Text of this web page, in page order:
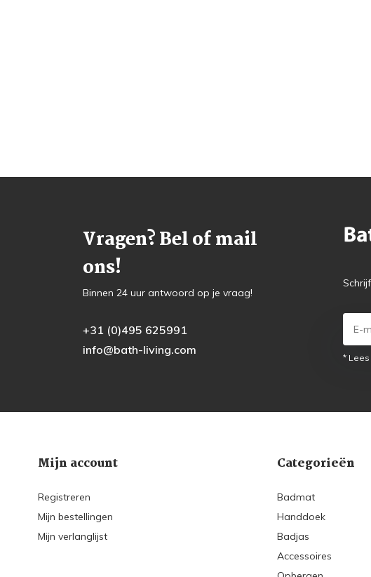
Vragen? Bel of mail
ons!
Binnen 24 uur antwoord op je vraag!
+31 (0)495 625991
info@bath-living.com
*
Mijn account
Registreren
Mijn bestellingen
Mijn verlanglijst
Categorieën
Badmat
Handdoek
Badjas
Accessoires